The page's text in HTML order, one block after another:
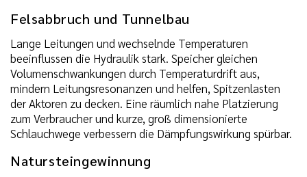
Felsabbruch und Tunnelbau
Lange Leitungen und wechselnde Temperaturen
beeinflussen die Hydraulik stark. Speicher gleichen
Volumenschwankungen durch Temperaturdrift aus,
mindern Leitungsresonanzen und helfen, Spitzenlasten
der Aktoren zu decken. Eine räumlich nahe Platzierung
zum Verbraucher und kurze, groß dimensionierte
Schlauchwege verbessern die Dämpfungswirkung spürbar.
Natursteingewinnung